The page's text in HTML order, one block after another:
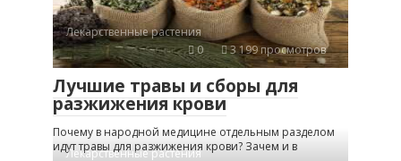
Лекарственные растения
0
3 199 просмотров
Лучшие травы и сборы для
разжижения крови
Почему в народной медицине отдельным разделом
идут травы для разжижения крови? Зачем и в
Лекарственные растения